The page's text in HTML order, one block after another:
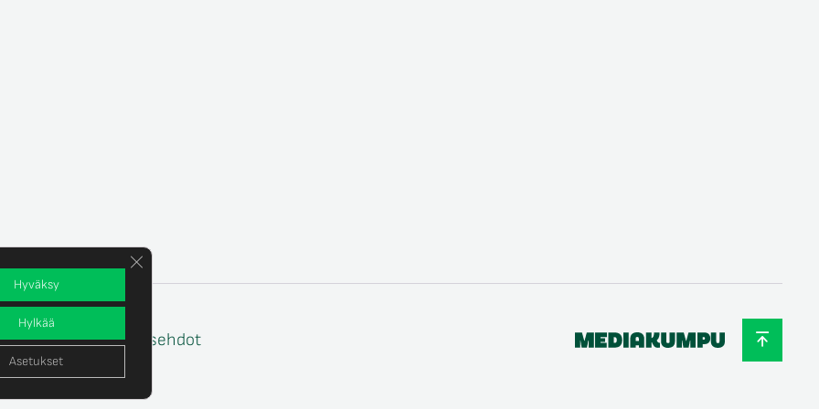
Tilaus- ja toimitusehdot
Hyväksy
Hylkää
Asetukset
Sulje evästebanneri